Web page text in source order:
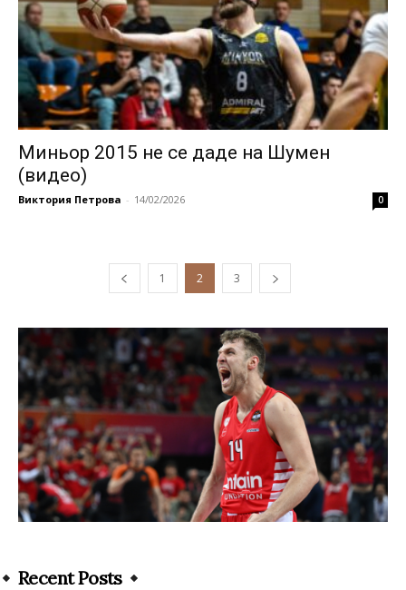
Миньор 2015 не се даде на Шумен
(видео)
Виктория Петрова - 14/02/2026 0
1 2 3
Recent Posts